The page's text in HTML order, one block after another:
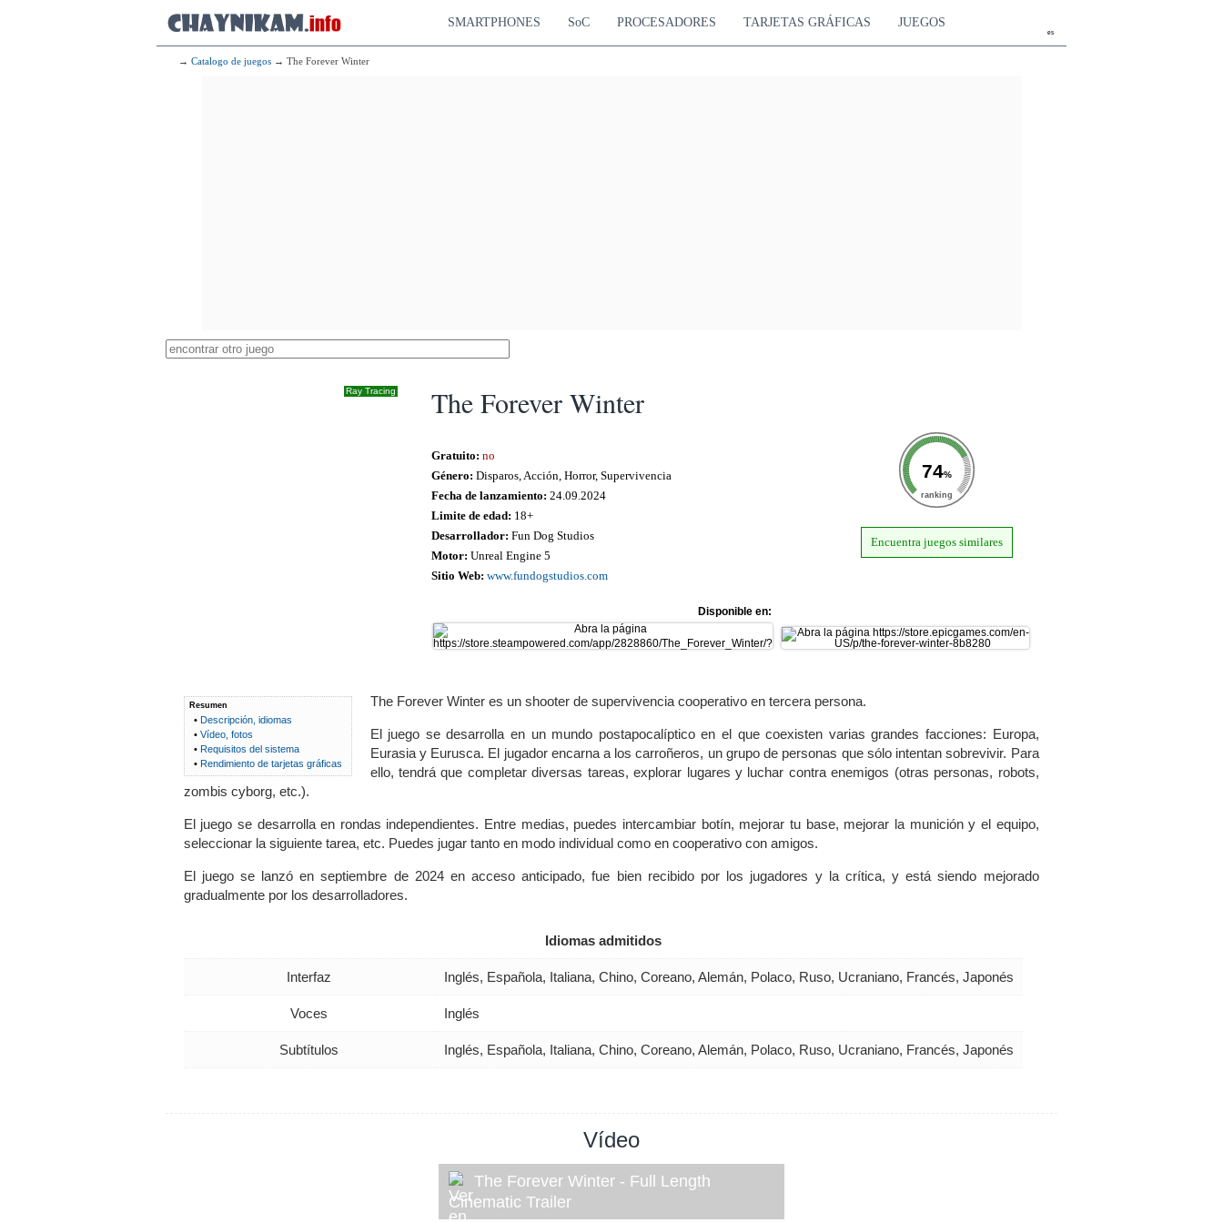
es
SMARTPHONES SoC PROCESADORES TARJETAS GRÁFICAS JUEGOS
→ Catalogo de juegos → The Forever Winter
Ray Tracing The Forever Winter
74%
ranking
Encuentra juegos similares
Gratuito: no
Género: Disparos, Acción, Horror, Supervivencia
Fecha de lanzamiento: 24.09.2024
Limite de edad: 18+
Desarrollador: Fun Dog Studios
Motor: Unreal Engine 5
Sitio Web: www.fundogstudios.com
Disponible en:
Resumen
• Descripción, idiomas
• Vídeo, fotos
• Requisitos del sistema
• Rendimiento de tarjetas gráficas
The Forever Winter es un shooter de supervivencia cooperativo en tercera persona.
El juego se desarrolla en un mundo postapocalíptico en el que coexisten varias grandes facciones: Europa,
Eurasia y Eurusca. El jugador encarna a los carroñeros, un grupo de personas que sólo intentan sobrevivir. Para
ello, tendrá que completar diversas tareas, explorar lugares y luchar contra enemigos (otras personas, robots,
zombis cyborg, etc.).
El juego se desarrolla en rondas independientes. Entre medias, puedes intercambiar botín, mejorar tu base, mejorar la munición y el equipo,
seleccionar la siguiente tarea, etc. Puedes jugar tanto en modo individual como en cooperativo con amigos.
El juego se lanzó en septiembre de 2024 en acceso anticipado, fue bien recibido por los jugadores y la crítica, y está siendo mejorado
gradualmente por los desarrolladores.
Idiomas admitidos
Interfaz Inglés, Española, Italiana, Chino, Coreano, Alemán, Polaco, Ruso, Ucraniano, Francés, Japonés
Voces Inglés
Subtítulos Inglés, Española, Italiana, Chino, Coreano, Alemán, Polaco, Ruso, Ucraniano, Francés, Japonés
Vídeo
The Forever Winter - Full Length
Cinematic Trailer